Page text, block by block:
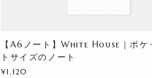
【A6ノート】White House｜ポケ
トサイズのノート
¥1,120